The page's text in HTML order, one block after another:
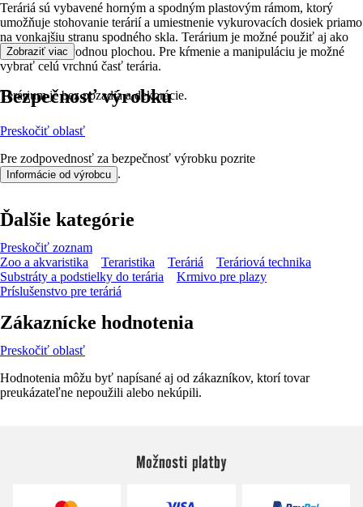
Teráriá sú vybavené horným a spodným plastovým rámom, ktorý
umožňuje stohovanie terárií a umiestnenie vykurovacích dosiek priamo
na vonkajšiu stranu spodného skla. Terárium je možné použiť aj ako
paludárium s vodnou plochou. Pre kŕmenie a manipuláciu je možné
vybrať celú vrchnú časť terária.
Terárium je bez pozadia a dekorácie.
Zobraziť viac
Bezpečnosť výrobku
Preskočiť oblasť
Pre zodpovednosť za bezpečnosť výrobku pozrite
Informácie od výrobcu .
Ďalšie kategórie
Preskočiť zoznam
Zoo a akvaristika
Teraristika Teráriá
Teráriová technika
Substráty a podstielky do terária
Krmivo pre plazy
Príslušenstvo pre teráriá
Zákaznícke hodnotenia
Preskočiť oblasť
Hodnotenia môžu byť napísané aj od zákazníkov, ktorí tovar
preukázateľne nepoužili alebo nekúpili.
Možnosti platby